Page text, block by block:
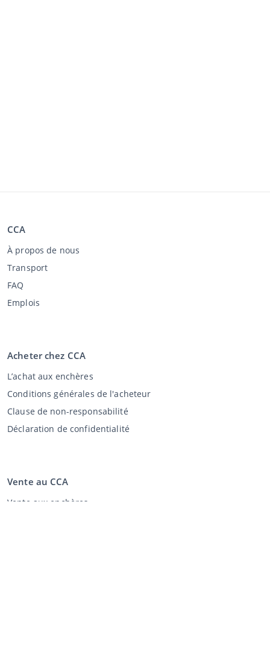
CCA
À propos de nous
Transport
FAQ
Emplois
Acheter chez CCA
L’achat aux enchères
Conditions générales de l'acheteur
Clause de non-responsabilité
Déclaration de confidentialité
Vente au CCA
Vente aux enchères